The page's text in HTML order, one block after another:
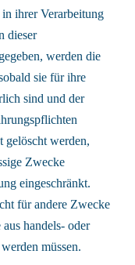
ihrer Verarbeitung
dieser
werden die
sie für ihre
sind und der
gelöscht werden,
Zwecke
eingeschränkt.
für andere Zwecke
handels- oder
müssen.